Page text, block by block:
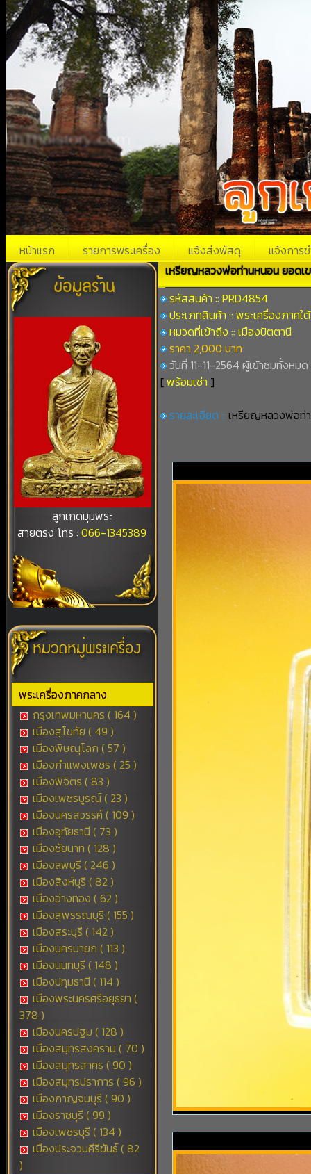
หน้าแรก รายการพระเครื่อง แจ้งส่งพัสดุ แจ้งการช
ลูกเกดมุมพระ
สายตรง โทร :066-1345389
พระเครื่องภาคกลาง
กรุงเทพมหานคร ( 164 )
เมืองสุโขทัย ( 49 )
เมืองพิษณุโลก ( 57 )
เมืองกำแพงเพชร ( 25 )
เมืองพิจิตร ( 83 )
เมืองเพชรบูรณ์ ( 23 )
เมืองนครสวรรค์ ( 109 )
เมืองอุทัยธานี ( 73 )
เมืองชัยนาท ( 128 )
เมืองลพบุรี ( 246 )
เมืองสิงห์บุรี ( 82 )
เมืองอ่างทอง ( 62 )
เมืองสุพรรณบุรี ( 155 )
เมืองสระบุรี ( 142 )
เมืองนครนายก ( 113 )
เมืองนนทบุรี ( 148 )
เมืองปทุมธานี ( 114 )
เมืองพระนครศรีอยุธยา (
378 )
เมืองนครปฐม ( 128 )
เมืองสมุทรสงคราม ( 70 )
เมืองสมุทรสาคร ( 90 )
เมืองสมุทรปราการ ( 96 )
เมืองกาญจนบุรี ( 90 )
เมืองราชบุรี ( 99 )
เมืองเพชรบุรี ( 134 )
เมืองประจวบคีรีขันธ์ ( 82
)
เหรียญหลวงพ่อท่านหนอน ยอดเ
รหัสสินค้า :: PRD4854
ประเภทสินค้า :: พระเครื่องภาคใต้
หมวดที่เข้าถึง :: เมืองปัตตานี
ราคา 2,000 บาท
วันที่ 11-11-2564 ผู้เข้าชมทั้งหม
[พร้อมเช่า ]
รายละเอียด :: เหรียญหลวงพ่อท่